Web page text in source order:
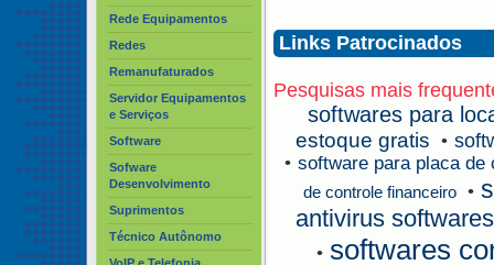
Rede Equipamentos
Redes
Remanufaturados
Servidor Equipamentos
e Serviços
Software
Sofware
Desenvolvimento
Suprimentos
Técnico Autônomo
Links Patrocinados
Pesquisas mais
softwares para
estoque gratis •
• software para placa de
de controle financeiro •
antivirus softwares
• softwares